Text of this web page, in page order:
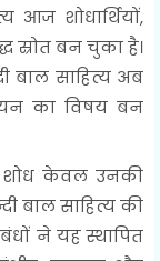
आज शोधार्थियों,
बन चुका है।
बाल साहित्य अब
का विषय बन
शोध केवल उनकी
बाल साहित्य की
ने यह स्थापित